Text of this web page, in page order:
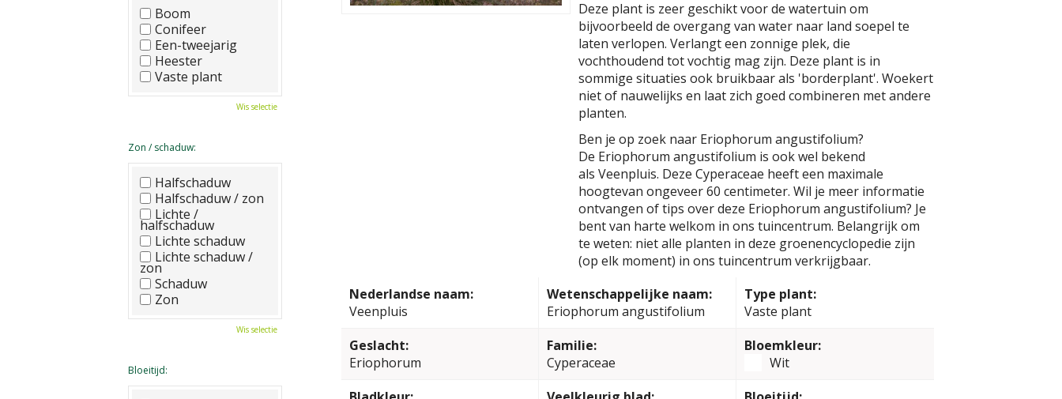
Deze plant is zeer geschikt voor de watertuin om
bijvoorbeeld de overgang van water naar land soepel te
laten verlopen. Verlangt een zonnige plek, die
vochthoudend tot vochtig mag zijn. Deze plant is in
sommige situaties ook bruikbaar als 'borderplant'. Woekert
niet of nauwelijks en laat zich goed combineren met andere
planten.
Ben je op zoek naar Eriophorum angustifolium?
De Eriophorum angustifolium is ook wel bekend
als Veenpluis. Deze Cyperaceae heeft een maximale
hoogtevan ongeveer 60 centimeter. Wil je meer informatie
ontvangen of tips over deze Eriophorum angustifolium? Je
bent van harte welkom in ons tuincentrum. Belangrijk om
te weten: niet alle planten in deze groenencyclopedie zijn
(op elk moment) in ons tuincentrum verkrijgbaar.
Nederlandse naam:
Veenpluis
Wetenschappelijke naam:
Eriophorum angustifolium
Type plant:
Vaste plant
Geslacht:
Eriophorum
Familie:
Cyperaceae
Bloemkleur:
Wit
Boom
Conifeer
Een-tweejarig
Heester
Vaste plant
Wis selectie
Zon / schaduw:
Halfschaduw
Halfschaduw / zon
Lichte /
halfschaduw
Lichte schaduw
Lichte schaduw /
zon
Schaduw
Zon
Wis selectie
Bloeitijd: